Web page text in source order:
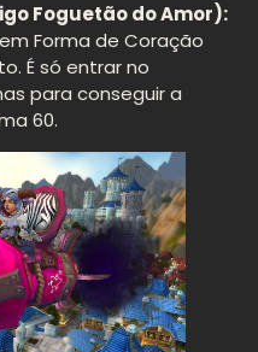
Foguetão do Amor):
Forma de Coração
É só entrar no
para conseguir a
60.